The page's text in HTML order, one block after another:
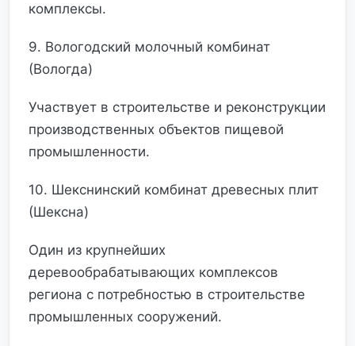
комплексы.
9. Вологодский молочный комбинат
(Вологда)
Участвует в строительстве и реконструкции
производственных объектов пищевой
промышленности.
10. Шекснинский комбинат древесных плит
(Шексна)
Один из крупнейших
деревообрабатывающих комплексов
региона с потребностью в строительстве
промышленных сооружений.